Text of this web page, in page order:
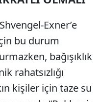
Exner’e
bu durum
bağışıklık
rahatsızlığı
kişiler için taze su